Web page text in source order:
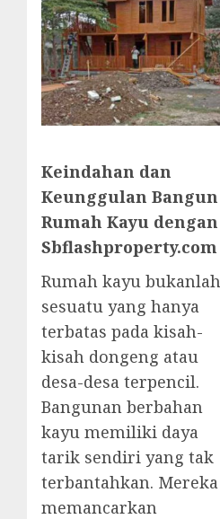
Keindahan dan
Keunggulan Bangun
Rumah Kayu dengan
Sbflashproperty.com
Rumah kayu bukanlah
sesuatu yang hanya
terbatas pada kisah-
kisah dongeng atau
desa-desa terpencil.
Bangunan berbahan
kayu memiliki daya
tarik sendiri yang tak
terbantahkan. Mereka
memancarkan